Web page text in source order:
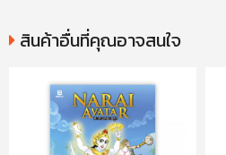
สินค้าอื่นที่คุณอาจสนใจ